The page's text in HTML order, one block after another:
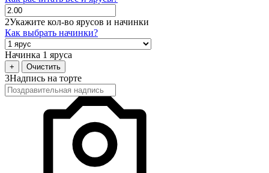
2Укажите кол-во ярусов и начинки
Как выбрать начинки?
Начинка 1 яруса
+ Очистить
3Надпись на торте